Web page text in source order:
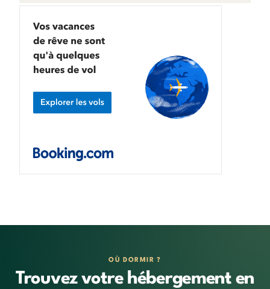
OÙ DORMIR ?
Trouvez votre hébergement en